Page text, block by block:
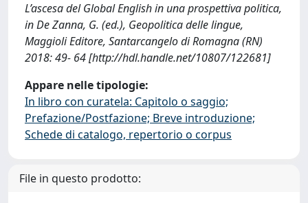
L’ascesa del Global English in una prospettiva politica,
in De Zanna, G. (ed.), Geopolitica delle lingue,
Maggioli Editore, Santarcangelo di Romagna (RN)
2018: 49- 64 [http://hdl.handle.net/10807/122681]
Appare nelle tipologie:
In libro con curatela: Capitolo o saggio;
Prefazione/Postfazione; Breve introduzione;
Schede di catalogo, repertorio o corpus
File in questo prodotto: